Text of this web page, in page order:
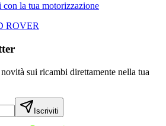
la tua motorizzazione
ROVER
sui ricambi direttamente nella tua
Iscriviti